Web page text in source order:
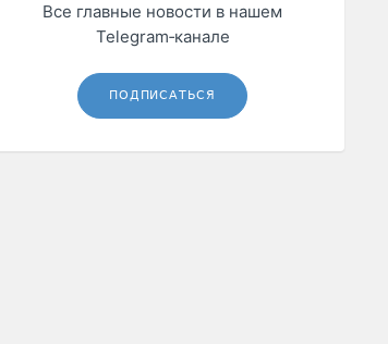
Все главные новости в нашем
Telegram‑канале
ПОДПИСАТЬСЯ